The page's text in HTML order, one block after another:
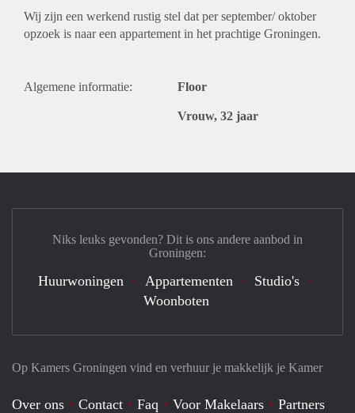
Wij zijn een werkend rustig stel dat per september/ oktober
opzoek is naar een appartement in het prachtige Groningen.
Algemene informatie: Floor
Vrouw, 32 jaar
Op Kamers Groningen vind en verhuur je makkelijk je Kamer
Over ons Contact Faq Voor Makelaars Partners
Niks leuks gevonden? Dit is ons andere aanbod in
Groningen:
Huurwoningen Appartementen
Studio's
Woonboten